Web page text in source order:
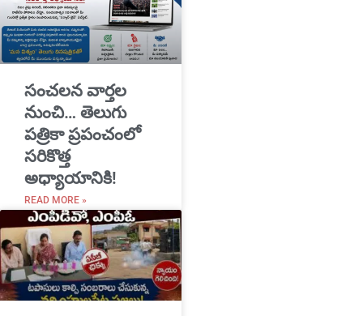
సంచలన వార్తల
నుంచి… తెలుగు
పత్రికా ప్రపంచంలో
సరికొత్త
అధ్యాయానికి!
READ MORE »